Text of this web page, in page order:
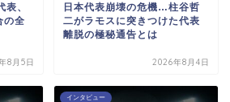
、
の全
8月5日
日本代表崩壊の危機…柱谷哲
二がラモスに突きつけた代表
離脱の極秘通告とは
2026年8月4日
インタビュー